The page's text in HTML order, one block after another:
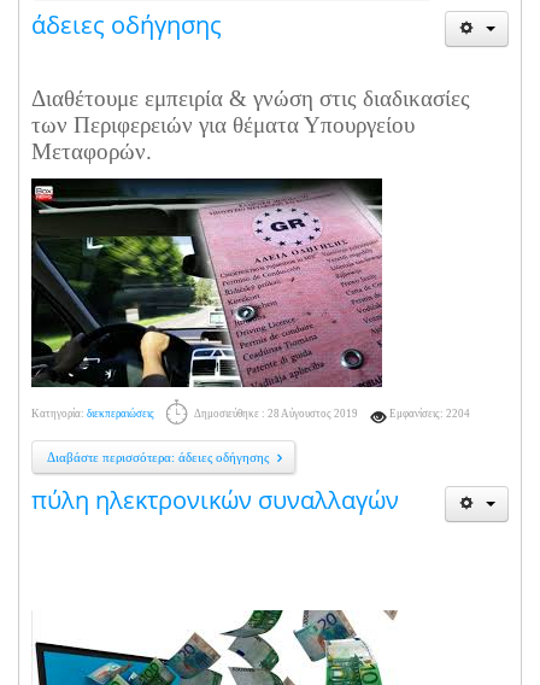
άδειες οδήγησης
Διαθέτουμε εμπειρία & γνώση στις διαδικασίες
των Περιφερειών για θέματα Υπουργείου
Μεταφορών.
Κατηγορία: διεκπεραιώσεις Δημοσιεύθηκε : 28 Αύγουστος 2019 Εμφανίσεις: 2204
Διαβάστε περισσότερα: άδειες οδήγησης
πύλη ηλεκτρονικών συναλλαγών